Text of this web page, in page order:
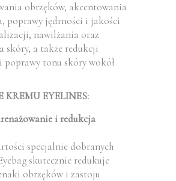
obrzęków, akcentowania
poprawy jędrności i jakości
nawilżania oraz
skóry, a także redukcji
poprawy tonu skóry wokół
EYELINES:
i redukcja
specjalnie dobranych
skutecznie redukuje
obrzęków i zastoju